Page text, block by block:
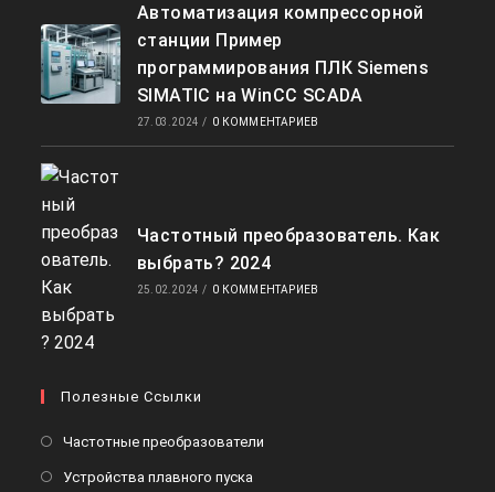
Автоматизация компрессорной
станции Пример
программирования ПЛК Siemens
SIMATIC на WinCC SCADA
27.03.2024 / 0 КОММЕНТАРИЕВ
Частотный преобразователь. Как
выбрать? 2024
25.02.2024 / 0 КОММЕНТАРИЕВ
Полезные Ссылки
Частотные преобразователи
Устройства плавного пуска